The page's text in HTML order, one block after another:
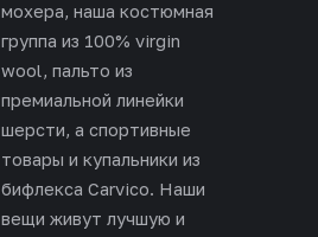
мохера, наша костюмная
группа из 100% virgin
wool, пальто из
премиальной линейки
шерсти, а спортивные
товары и купальники из
бифлекса Carvico. Наши
вещи живут лучшую и